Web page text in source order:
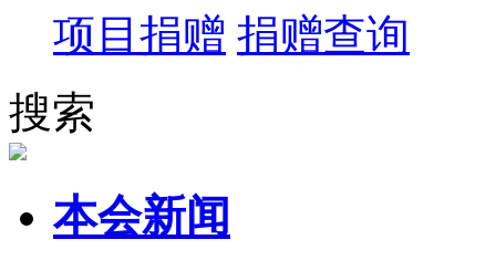
项目捐赠 捐赠查询
搜索
本会新闻